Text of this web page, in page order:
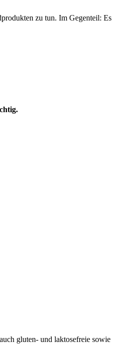
zu tun. Im Gegenteil: Es
gluten- und laktosefreie sowie